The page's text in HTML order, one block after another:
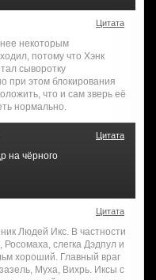
Цитата
некоторым
потому что Хэнк
сыворотку
при этом блокирования
что и сам зверь её
нормально.
Цитата
на чёрного
Цитата
Людей Икс. В частности
слегка Дэдпул и
хороший. Главный враг
Муха, Вихрь. Иксы с